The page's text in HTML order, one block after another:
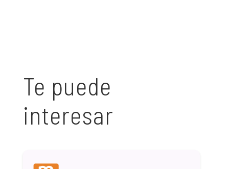
Te puede
interesar